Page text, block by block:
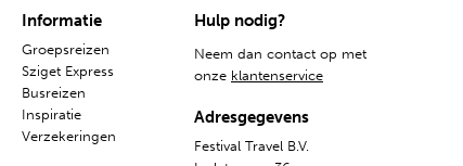
Informatie
Groepsreizen
Sziget Express
Busreizen
Inspiratie
Verzekeringen
Hulp nodig?
Neem dan contact op met
onze klantenservice
Adresgegevens
Festival Travel B.V.